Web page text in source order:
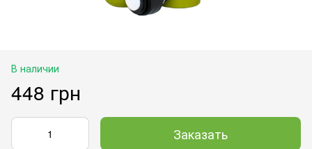
В наличии
448 грн
Заказать